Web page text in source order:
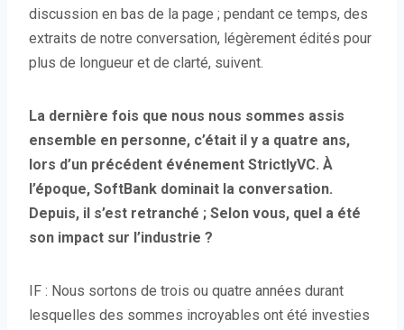
discussion en bas de la page ; pendant ce temps, des
extraits de notre conversation, légèrement édités pour
plus de longueur et de clarté, suivent.
La dernière fois que nous nous sommes assis
ensemble en personne, c’était il y a quatre ans,
lors d’un précédent événement StrictlyVC. À
l’époque, SoftBank dominait la conversation.
Depuis, il s’est retranché ; Selon vous, quel a été
son impact sur l’industrie ?
IF : Nous sortons de trois ou quatre années durant
lesquelles des sommes incroyables ont été investies